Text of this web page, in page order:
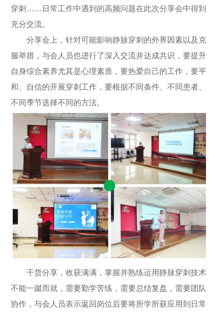
穿刺……日常工作中遇到的高频问题在此次分享会中得到
充分交流。
分享会上，针对可能影响静脉穿刺的外界因素以及克
服举措，与会人员也进行了深入交流并达成共识，要提升
自身综合素养尤其是心理素质，要热爱自己的工作，要平
和、自信的开展穿刺工作，要根据不同条件、不同患者、
不同季节选择不同的方法。
干货分享，收获满满，掌握并熟练运用静脉穿刺技术
不能一蹴而就，需要勤学苦练，需要总结复盘，需要团队
协作，与会人员表示返回岗位后要将所学所获应用到日常